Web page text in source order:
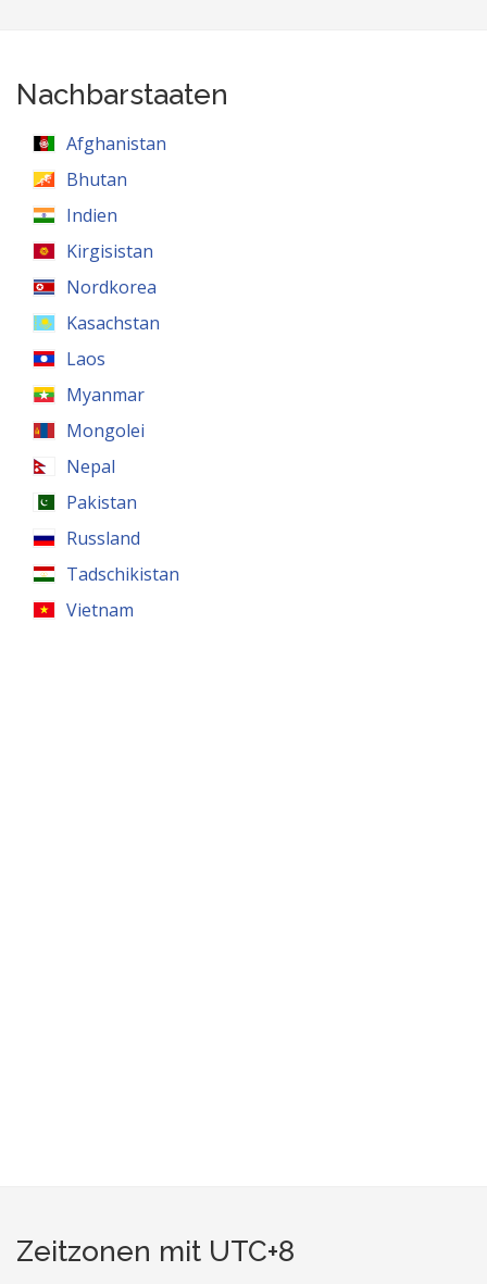
Nachbarstaaten
Afghanistan
Bhutan
Indien
Kirgisistan
Nordkorea
Kasachstan
Laos
Myanmar
Mongolei
Nepal
Pakistan
Russland
Tadschikistan
Vietnam
Zeitzonen mit UTC+8